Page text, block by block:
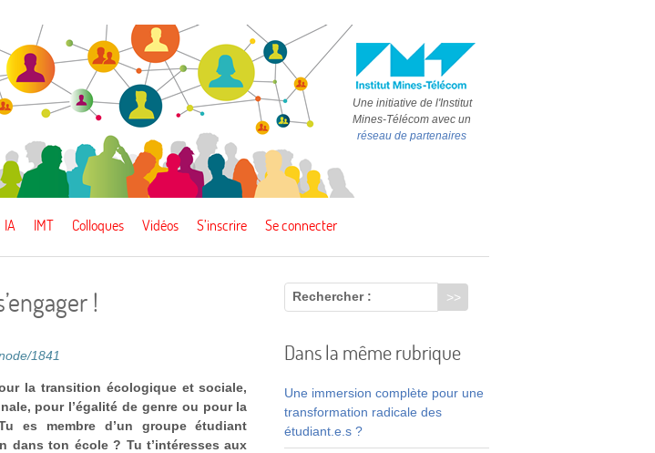
Une initiative de l'Institut
Mines-Télécom avec un
réseau de partenaires
IA IMT Colloques Vidéos S’inscrire Se connecter
!
1841
la transition écologique et sociale,
pour l’égalité de genre ou pour la
es membre d’un groupe étudiant
dans ton école ? Tu t’intéresses aux
Rechercher :
Dans la même rubrique
Une immersion complète pour une
transformation radicale des
étudiant.e.s ?